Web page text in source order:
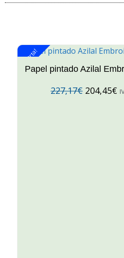
¡Oferta!
Papel pintado Azilal
227,17€ 204,45€